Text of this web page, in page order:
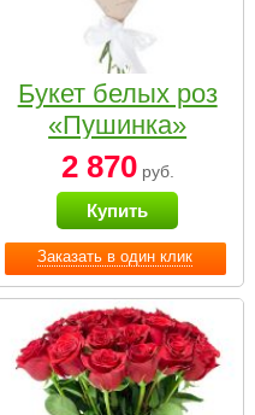
Заказать в один клик
Букет белых роз
«Пушинка»
2 870руб.
Купить